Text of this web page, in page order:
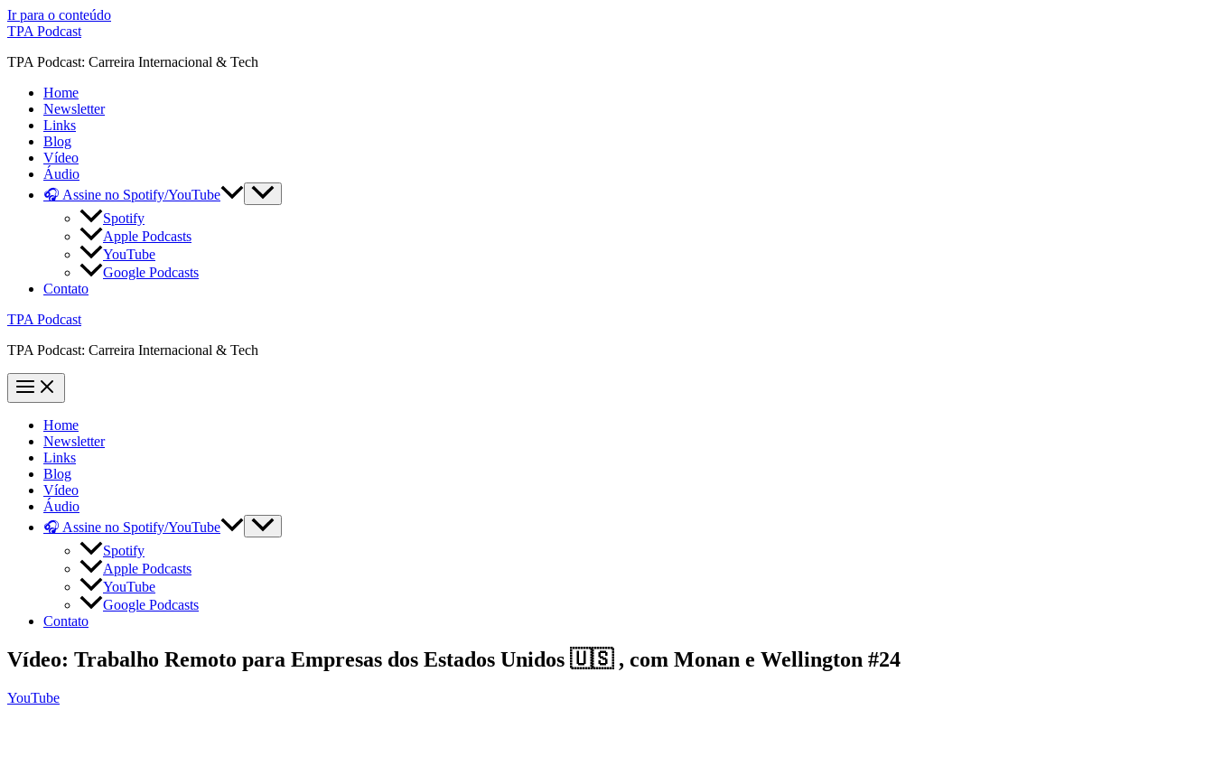
Ir para o conteúdo
TPA Podcast
TPA Podcast: Carreira Internacional & Tech
Home
Newsletter
Links
Blog
Vídeo
Áudio
🎧 Assine no Spotify/YouTube
Spotify
Apple Podcasts
YouTube
Google Podcasts
Contato
TPA Podcast
TPA Podcast: Carreira Internacional & Tech
Home
Newsletter
Links
Blog
Vídeo
Áudio
🎧 Assine no Spotify/YouTube
Spotify
Apple Podcasts
YouTube
Google Podcasts
Contato
Vídeo: Trabalho Remoto para Empresas dos Estados Unidos 🇺🇸 , com Monan e Wellington #24
YouTube